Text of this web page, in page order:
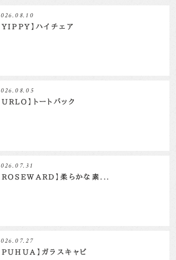
YIPPY】ハイチェア
URLO】トートバック
ROSEWARD】柔らかな素...
PUHUA】ガラスキャビ